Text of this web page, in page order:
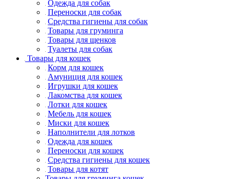
Одежда для собак
Переноски для собак
Средства гигиены для собак
Товары для груминга
Товары для щенков
Туалеты для собак
Товары для кошек
Корм для кошек
Амуниция для кошек
Игрушки для кошек
Лакомства для кошек
Лотки для кошек
Мебель для кошек
Миски для кошек
Наполнители для лотков
Одежда для кошек
Переноски для кошек
Средства гигиены для кошек
Товары для котят